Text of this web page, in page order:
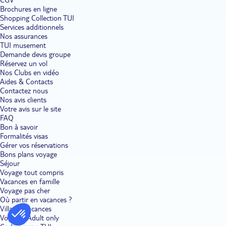
Brochures en ligne
Shopping Collection TUI
Services additionnels
Nos assurances
TUI musement
Demande devis groupe
Réservez un vol
Nos Clubs en vidéo
Aides & Contacts
Contactez nous
Nos avis clients
Votre avis sur le site
FAQ
Bon à savoir
Formalités visas
Gérer vos réservations
Bons plans voyage
Séjour
Voyage tout compris
Vacances en famille
Voyage pas cher
Où partir en vacances ?
Villages vacances
Voyages Adult only